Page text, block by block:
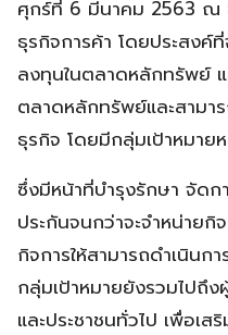
ศุกร์ที่ 6 มีนาคม 2563
ธุรกิจการค้า โดยประสงค์ที่
ลงทุนในตลาดหลักทรัพย์ แ
ตลาดหลักทรัพย์และสามา
ธุรกิจ โดยมีกลุ่มเป้าหมา
ซึ่งมีหน้าที่บำรุงรักษา จัดก
ประกันจนกว่าจะจำหน่าย
กิจการให้สามารถดำเนิน
กลุ่มเป้าหมายยังรวมไปถึ
และประชาชนทั่วไป เพื่อเ